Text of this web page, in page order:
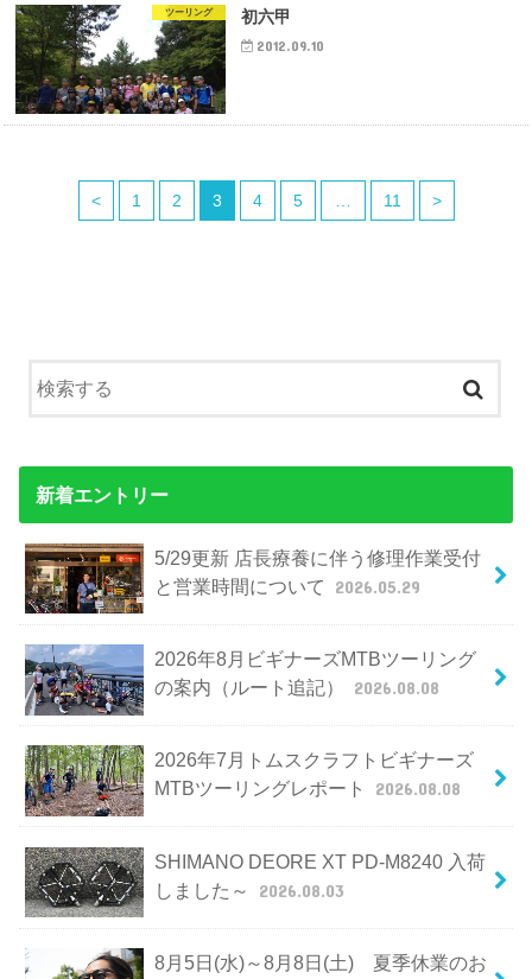
ツーリング 初六甲
2012.09.10
< 1 2 3 4 5 11 >
新着エントリー
5/29更新 店長療養に伴う修理作業受付
と営業時間について
2026.05.29
2026年8月ビギナーズMTBツーリング
の案内（ルート追記）
2026.08.08
2026年7月トムスクラフトビギナーズ
MTBツーリングレポート
2026.08.08
SHIMANO DEORE XT PD-M8240 入荷
しました～
2026.08.03
8月5日(水)～8月8日(土) 夏季休業のお